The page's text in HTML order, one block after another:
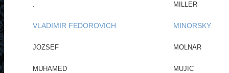
. MILLER
VLADIMIR FEDOROVICH MINORSKY
JOZSEF MOLNAR
MUHAMED MUJIC